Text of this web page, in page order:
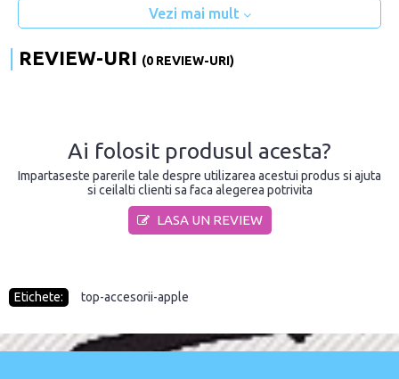
Vezi mai mult
REVIEW-URI (0 REVIEW-URI)
Ai folosit produsul acesta?
Impartaseste parerile tale despre utilizarea acestui produs si ajuta
si ceilalti clienti sa faca alegerea potrivita
LASA UN REVIEW
Etichete: top-accesorii-apple